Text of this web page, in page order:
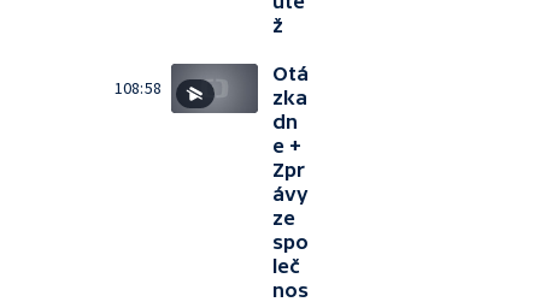
ž
108:58
Otá
zka
dn
e +
Zpr
ávy
ze
spo
leč
nos